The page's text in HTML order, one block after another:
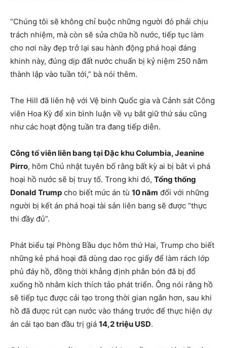
“Chúng tôi sẽ không chỉ buộc những người đó phải chịu
trách nhiệm, mà còn sẽ sửa chữa hồ nước, tiếp tục làm
cho nơi này đẹp trở lại sau hành động phá hoại đáng
khinh này, đúng dịp đất nước chuẩn bị kỷ niệm 250 năm
thành lập vào tuần tới,” bà nói thêm.
The Hill đã liên hệ với Vệ binh Quốc gia và Cảnh sát Công
viên Hoa Kỳ để xin bình luận về vụ bắt giữ thứ sáu cũng
như các hoạt động tuần tra đang tiếp diễn.
Công tố viên liên bang tại Đặc khu Columbia, Jeanine
Pirro, hôm Chủ nhật tuyên bố rằng bất kỳ ai bị bắt vì phá
hoại hồ nước sẽ bị truy tố. Trong khi đó, Tổng thống
Donald Trump cho biết mức án tù 10 năm đối với những
người bị kết án phá hoại tài sản liên bang sẽ được “thực
thi đầy đủ”.
Phát biểu tại Phòng Bầu dục hôm thứ Hai, Trump cho biết
những kẻ phá hoại đã dùng dao rọc giấy để làm rách lớp
phủ đáy hồ, đồng thời khẳng định phân bón đã bị đổ
xuống hồ nhằm kích thích tảo phát triển. Ông nói rằng hồ
sẽ tiếp tục được cải tạo trong thời gian ngắn hơn, sau khi
hồ đã được rút cạn nước vào tháng trước để thực hiện dự
án cải tạo ban đầu trị giá 14,2 triệu USD.